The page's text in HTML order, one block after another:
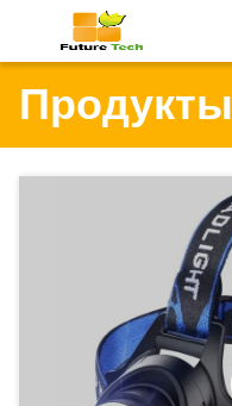
Продукты